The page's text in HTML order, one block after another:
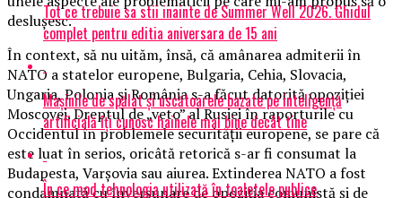
desluşesc.
În context, să nu uităm, însă, că amânarea admiterii în
NATO a statelor europene, Bulgaria, Cehia, Slovacia,
Ungaria, Polonia şi România s-a făcut datorită opoziţiei
Moscovei. Dreptul de „veto” al Rusiei în raporturile cu
Occidentul în problemele securităţii europene, se pare că
este luat în serios, oricâtă retorică s-ar fi consumat la
Budapesta, Varşovia sau aiurea. Extinderea NATO a fost
condamnată cu înverşunare de opoziţia comunistă şi de
Tot ce trebuie sa stii inainte de Summer Well 2026. Ghidul
complet pentru editia aniversara de 15 ani
Mașinile de spălat și uscătoarele bazate pe inteligență
artificială îți cunosc hainele mai bine decât tine
În ce mod tehnologia utilizată în toaletele publice